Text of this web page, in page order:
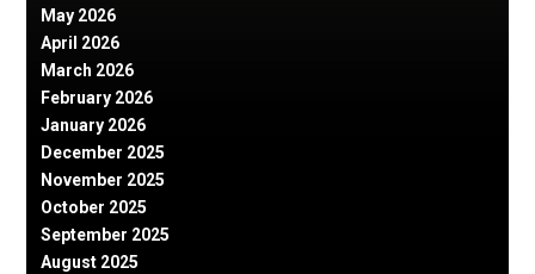
May 2026
April 2026
March 2026
February 2026
January 2026
December 2025
November 2025
October 2025
September 2025
August 2025